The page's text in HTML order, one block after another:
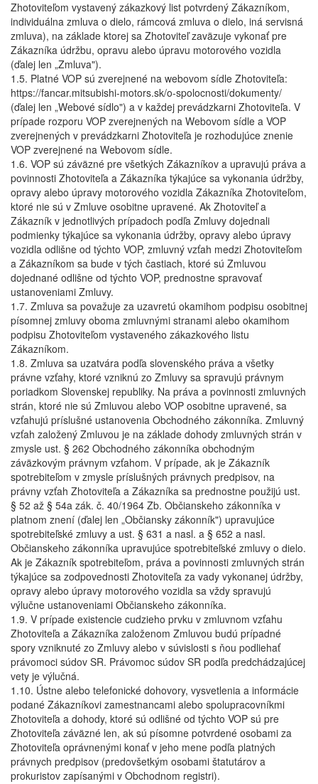
Zhotoviteľom vystavený zákazkový list potvrdený Zákazníkom,
individuálna zmluva o dielo, rámcová zmluva o dielo, iná servisná
zmluva), na základe ktorej sa Zhotoviteľ zaväzuje vykonať pre
Zákazníka údržbu, opravu alebo úpravu motorového vozidla
(ďalej len „Zmluva").
1.5. Platné VOP sú zverejnené na webovom sídle Zhotoviteľa:
https://fancar.mitsubishi-motors.sk/o-spolocnosti/dokumenty/
(ďalej len „Webové sídlo") a v každej prevádzkarni Zhotoviteľa. V
prípade rozporu VOP zverejnených na Webovom sídle a VOP
zverejnených v prevádzkarni Zhotoviteľa je rozhodujúce znenie
VOP zverejnené na Webovom sídle.
1.6. VOP sú záväzné pre všetkých Zákazníkov a upravujú práva a
povinnosti Zhotoviteľa a Zákazníka týkajúce sa vykonania údržby,
opravy alebo úpravy motorového vozidla Zákazníka Zhotoviteľom,
ktoré nie sú v Zmluve osobitne upravené. Ak Zhotoviteľ a
Zákazník v jednotlivých prípadoch podľa Zmluvy dojednali
podmienky týkajúce sa vykonania údržby, opravy alebo úpravy
vozidla odlišne od týchto VOP, zmluvný vzťah medzi Zhotoviteľom
a Zákazníkom sa bude v tých častiach, ktoré sú Zmluvou
dojednané odlišne od týchto VOP, prednostne spravovať
ustanoveniami Zmluvy.
1.7. Zmluva sa považuje za uzavretú okamihom podpisu osobitnej
písomnej zmluvy oboma zmluvnými stranami alebo okamihom
podpisu Zhotoviteľom vystaveného zákazkového listu
Zákazníkom.
1.8. Zmluva sa uzatvára podľa slovenského práva a všetky
právne vzťahy, ktoré vzniknú zo Zmluvy sa spravujú právnym
poriadkom Slovenskej republiky. Na práva a povinnosti zmluvných
strán, ktoré nie sú Zmluvou alebo VOP osobitne upravené, sa
vzťahujú príslušné ustanovenia Obchodného zákonníka. Zmluvný
vzťah založený Zmluvou je na základe dohody zmluvných strán v
zmysle ust. § 262 Obchodného zákonníka obchodným
záväzkovým právnym vzťahom. V prípade, ak je Zákazník
spotrebiteľom v zmysle príslušných právnych predpisov, na
právny vzťah Zhotoviteľa a Zákazníka sa prednostne použijú ust.
§ 52 až § 54a zák. č. 40/1964 Zb. Občianskeho zákonníka v
platnom znení (ďalej len „Občiansky zákonník") upravujúce
spotrebiteľské zmluvy a ust. § 631 a nasl. a § 652 a nasl.
Občianskeho zákonníka upravujúce spotrebiteľské zmluvy o dielo.
Ak je Zákazník spotrebiteľom, práva a povinnosti zmluvných strán
týkajúce sa zodpovednosti Zhotoviteľa za vady vykonanej údržby,
opravy alebo úpravy motorového vozidla sa vždy spravujú
výlučne ustanoveniami Občianskeho zákonníka.
1.9. V prípade existencie cudzieho prvku v zmluvnom vzťahu
Zhotoviteľa a Zákazníka založenom Zmluvou budú prípadné
spory vzniknuté zo Zmluvy alebo v súvislosti s ňou podliehať
právomoci súdov SR. Právomoc súdov SR podľa predchádzajúcej
vety je výlučná.
1.10. Ústne alebo telefonické dohovory, vysvetlenia a informácie
podané Zákazníkovi zamestnancami alebo spolupracovníkmi
Zhotoviteľa a dohody, ktoré sú odlišné od týchto VOP sú pre
Zhotoviteľa záväzné len, ak sú písomne potvrdené osobami za
Zhotoviteľa oprávnenými konať v jeho mene podľa platných
právnych predpisov (predovšetkým osobami štatutárov a
prokuristov zapísanými v Obchodnom registri).